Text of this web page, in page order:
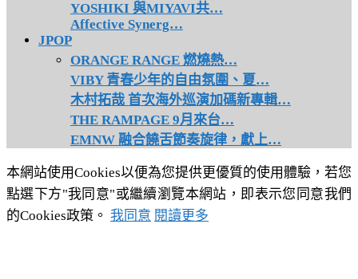
YOSHIKI 與MIYAVI共…
Affective Synerg…
JPOP
ORANGE RANGE 燃燒熱…
VIBY 青春少年的自由氛圍、夏…
木村拓哉 首次海外巡演加碼新專輯…
THE RAMPAGE 9月來台…
EMNW 融合饒舌節奏旋律，獻上…
本網站使用Cookies以便為您提供更優質的使用體驗，若您
點選下方"我同意"或繼續瀏覽本網站，即表示您同意我們
的Cookies政策。 我同意 閱讀更多